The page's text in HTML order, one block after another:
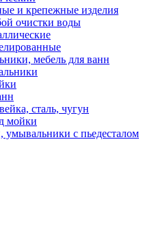
и крепежные изделия
очистки воды
мебель для ванн
сталь, чугун
мойки
с пьедесталом